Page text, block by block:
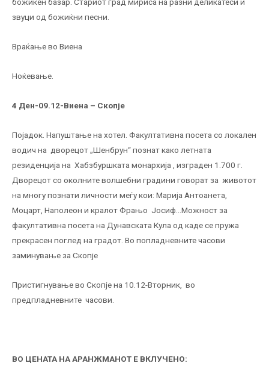
божиќен базар. Стариот град мириса на разни деликатеси и
звуци од божиќни песни.
Враќање во Виена
Ноќевање.
4 Ден-09.12-Виена – Скопје
Појадок. Напуштање на хотел. Факултативна посета со локален
водич на дворецот „Шенбрун“ познат како летната
резиденција на Хабзбуршката монархија , изграден 1.700 г.
Дворецот со околните волшебни градини говорат за животот
на многу познати личности меѓу кои: Марија Антоанета,
Моцарт, Наполеон и кралот Фрањо Јосиф…Mожност за
факултативна посета на Дунавската Кула од каде се пружа
прекрасен поглед на градот. Во попладневните часови
заминување за Скопје
Пристигнување во Скопје на 10.12-Вторник, во
предпладневните часови.
ВО ЦЕНАТА НА АРАНЖМАНОТ Е ВКЛУЧЕНО: